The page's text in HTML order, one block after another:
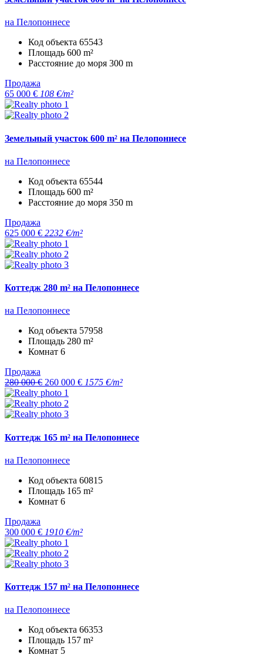
на Пелопоннесе
Код объекта 65543
Площадь 600 m²
Расстояние до моря 300 m
Продажа
65 000 € 108 €/m²
Земельный участок 600 m² на Пелопоннесе
на Пелопоннесе
Код объекта 65544
Площадь 600 m²
Расстояние до моря 350 m
Продажа
625 000 € 2232 €/m²
Коттедж 280 m² на Пелопоннесе
на Пелопоннесе
Код объекта 57958
Площадь 280 m²
Комнат 6
Продажа
280 000 € 260 000 € 1575 €/m²
Коттедж 165 m² на Пелопоннесе
на Пелопоннесе
Код объекта 60815
Площадь 165 m²
Комнат 6
Продажа
300 000 € 1910 €/m²
Коттедж 157 m² на Пелопоннесе
на Пелопоннесе
Код объекта 66353
Площадь 157 m²
Комнат 5